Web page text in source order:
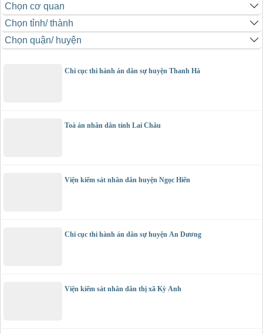
Chi cục thi hành án dân sự huyện Thanh Hà
Toà án nhân dân tỉnh Lai Châu
Viện kiểm sát nhân dân huyện Ngọc Hiển
Chi cục thi hành án dân sự huyện An Dương
Viện kiểm sát nhân dân thị xã Kỳ Anh